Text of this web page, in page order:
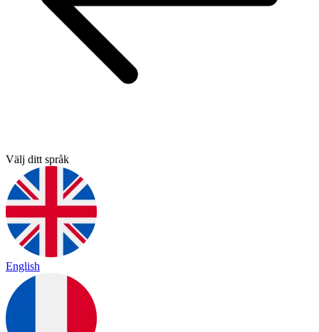
Välj ditt språk
English